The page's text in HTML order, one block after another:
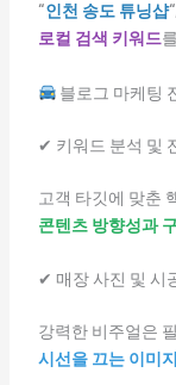
“인천 송도 튜닝샵
로컬 검색 키워드
블로그 마케팅
✔ 키워드 분석 및
고객 타깃에 맞춘
콘텐츠 방향성과
✔ 매장 사진 및 시
강력한 비주얼은
시선을 끄는 이미